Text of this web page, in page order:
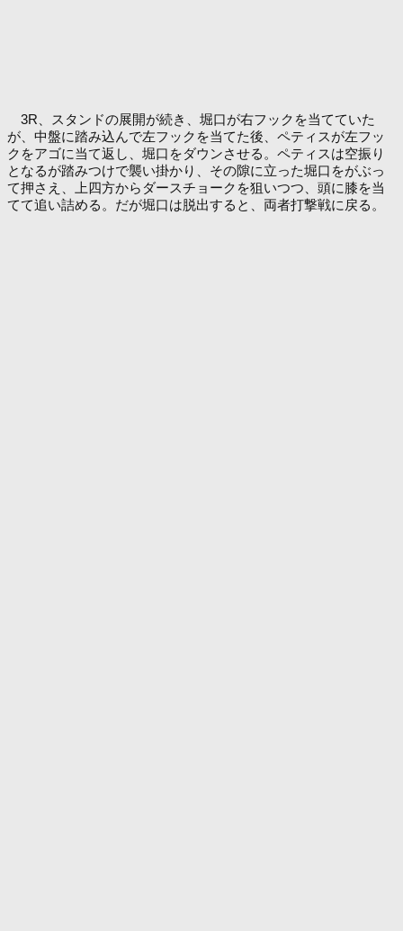
3R、スタンドの展開が続き、堀口が右フックを当てていた
が、中盤に踏み込んで左フックを当てた後、ペティスが左フッ
クをアゴに当て返し、堀口をダウンさせる。ペティスは空振り
となるが踏みつけで襲い掛かり、その隙に立った堀口をがぶっ
て押さえ、上四方からダースチョークを狙いつつ、頭に膝を当
てて追い詰める。だが堀口は脱出すると、両者打撃戦に戻る。